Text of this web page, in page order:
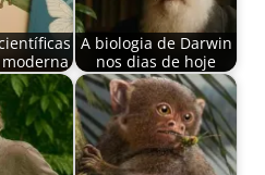
A biologia de Darwin
nos dias de hoje